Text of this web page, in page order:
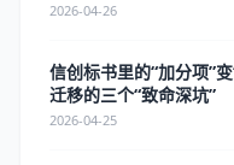
2026-04-26
信创标书里的“加分项”
迁移的三个“致命深坑”
2026-04-25